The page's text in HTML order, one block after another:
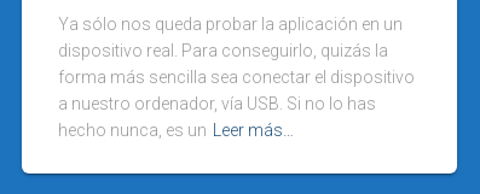
Ya sólo nos queda probar la aplicación en un
dispositivo real. Para conseguirlo, quizás la
forma más sencilla sea conectar el dispositivo
a nuestro ordenador, vía USB. Si no lo has
hecho nunca, es un
Leer más…